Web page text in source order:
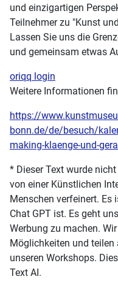
und einzigartigen
Teilnehmer zu "Kunst
Lassen Sie uns die
und gemeinsam etwas
oriqq login
Weitere Informationen
https://
bonn.de/de/besuch/
making-klaenge-und-
* Dieser Text wurde
von einer Künstlichen
Menschen verfeinert.
Chat GPT ist. Es geht
Werbung zu machen.
Möglichkeiten und teilen
unseren Workshops.
Text AI.